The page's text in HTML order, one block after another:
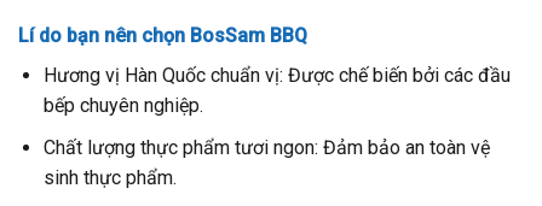
Lí do bạn nên chọn BosSam BBQ
Hương vị Hàn Quốc chuẩn vị: Được chế biến bởi các đầu
bếp chuyên nghiệp.
Chất lượng thực phẩm tươi ngon: Đảm bảo an toàn vệ
sinh thực phẩm.